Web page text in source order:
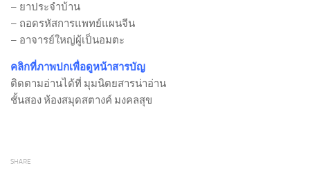
– ยาประจำบ้าน
– ถอดรหัสการแพทย์แผนจีน
– อาจารย์ใหญ่ผู้เป็นอมตะ
คลิกที่ภาพปกเพื่อดูหน้าสารบัญ
ติดตามอ่านได้ที่ มุมนิตยสารน่าอ่าน
ชั้นสอง ห้องสมุดสตางค์ มงคลสุข
SHARE